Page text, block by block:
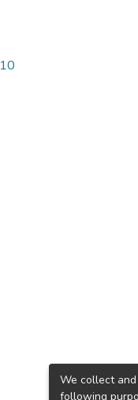
We collect
following